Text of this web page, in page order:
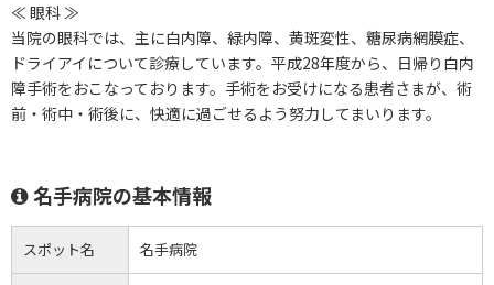
≪ 眼科 ≫
当院の眼科では、主に白内障、緑内障、黄斑変性、糖尿病網膜症、
ドライアイについて診療しています。平成28年度から、日帰り白内
障手術をおこなっております。手術をお受けになる患者さまが、術
前・術中・術後に、快適に過ごせるよう努力してまいります。
名手病院の基本情報
スポット名 名手病院